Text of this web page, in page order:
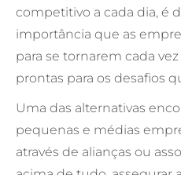
competitivo a cada dia, é
importância que as
para se tornarem cada
prontas para os desafios
Uma das alternativas
pequenas e médias
através de alianças ou